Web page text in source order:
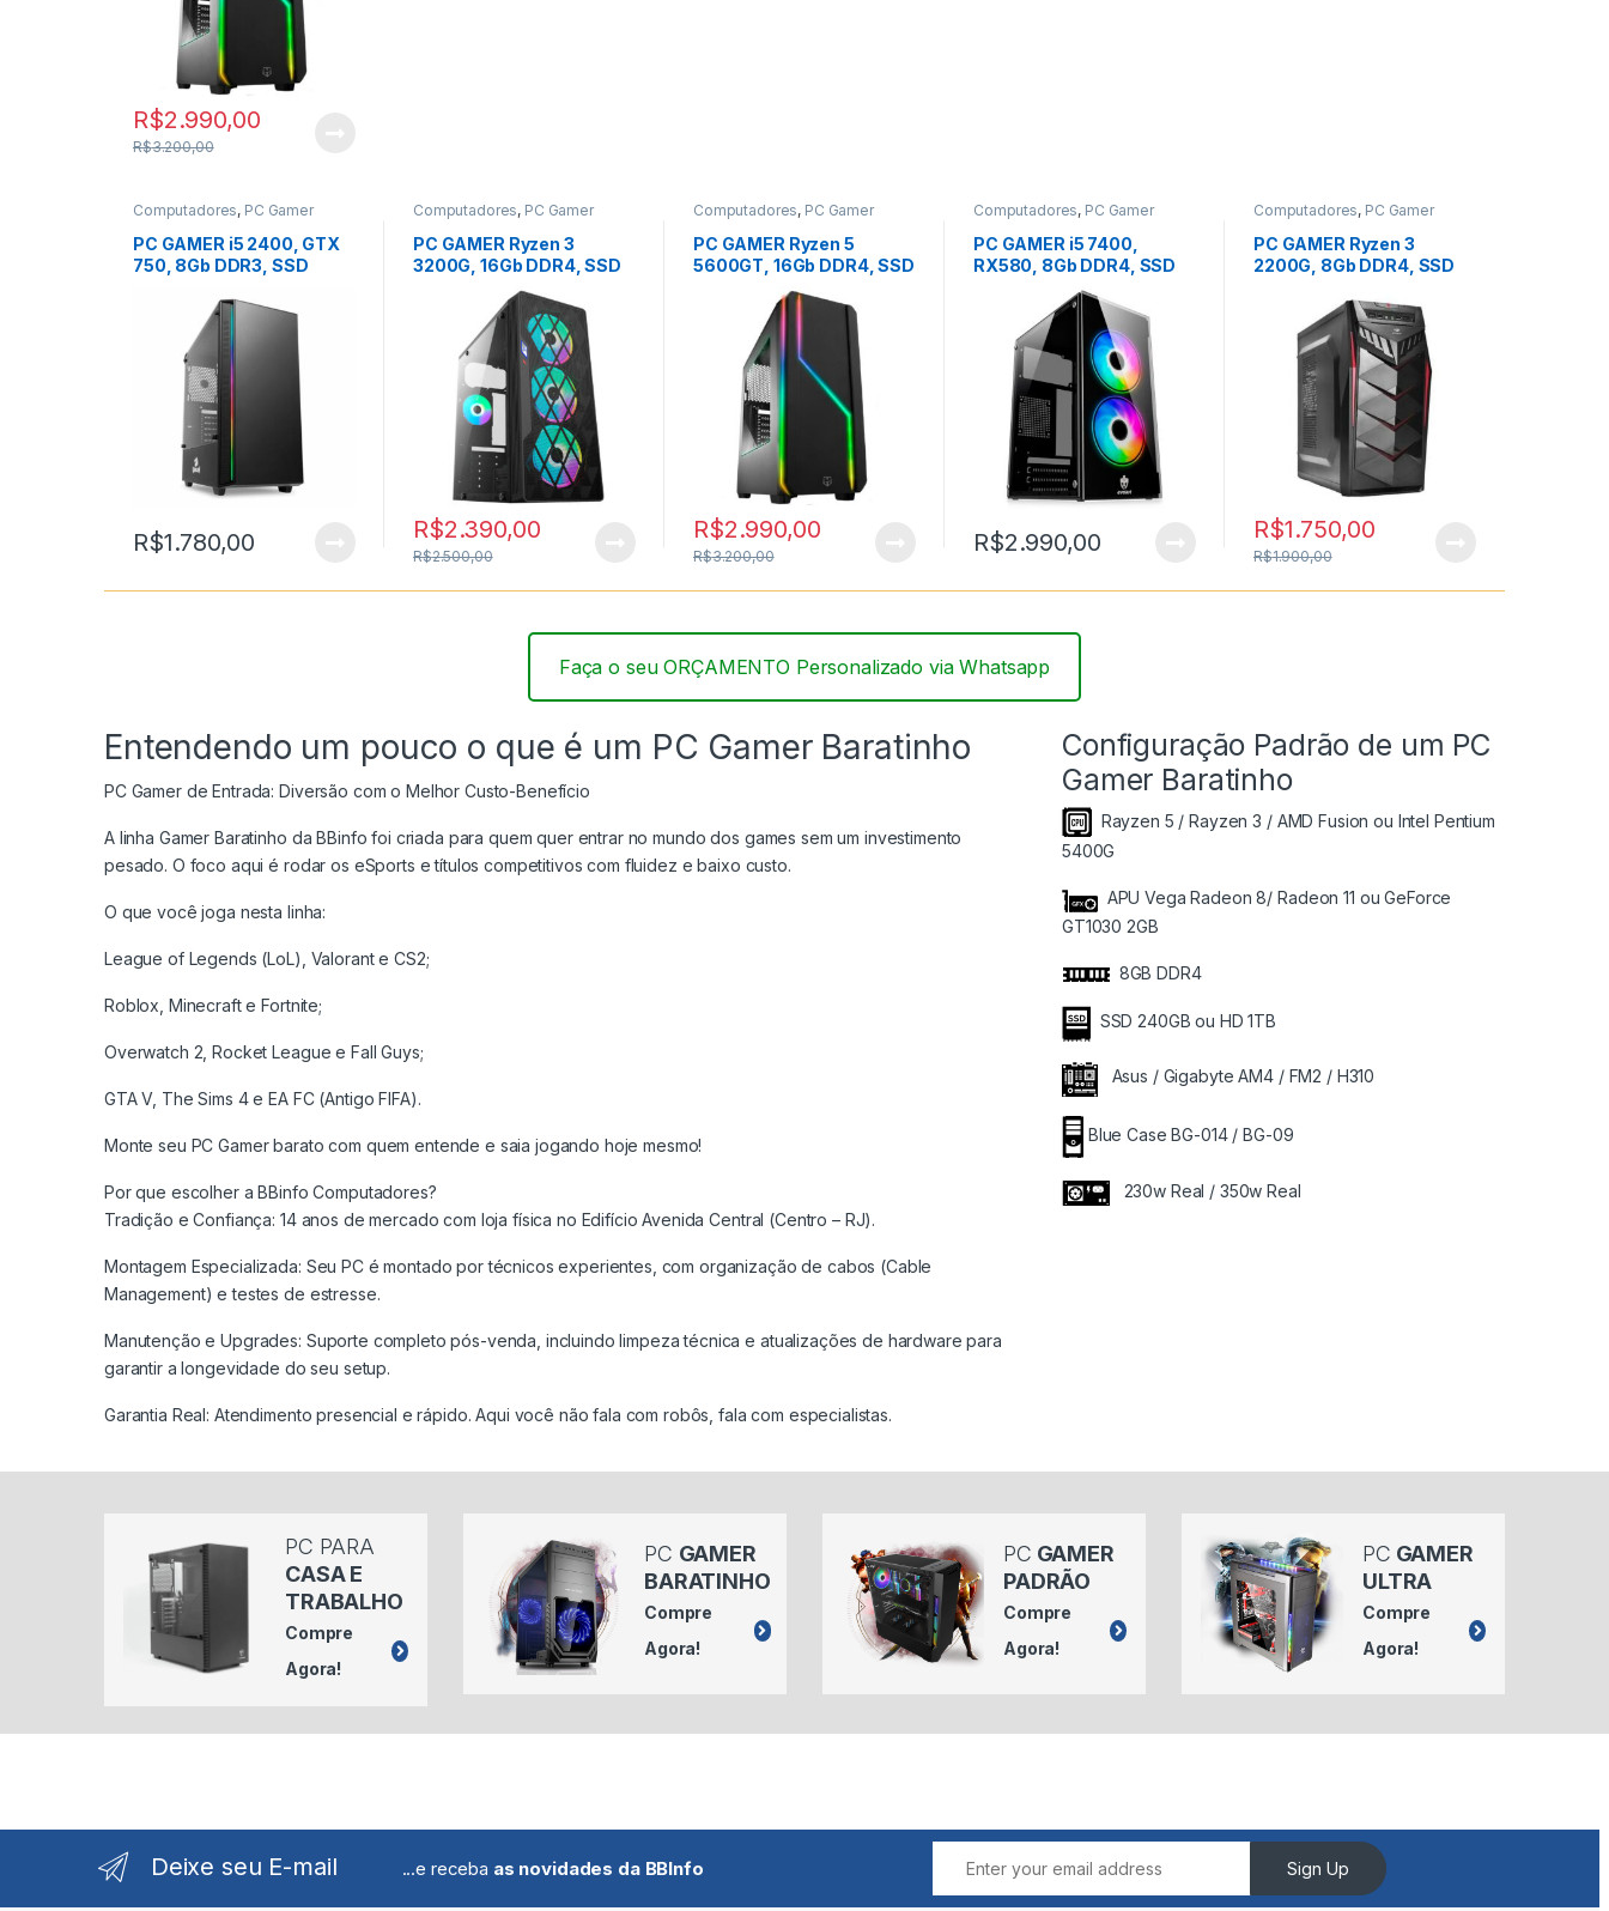
R$2.990,00
R$3.200,00
Computadores, PC Gamer
Baratinho
PC GAMER i5 2400, GTX
750, 8Gb DDR3, SSD
R$1.780,00
Computadores, PC Gamer
Baratinho
PC GAMER Ryzen 3
3200G, 16Gb DDR4, SSD
240GB, APU Radeon Vega
R$2.390,00
R$2.500,00
Computadores, PC Gamer
Baratinho
PC GAMER Ryzen 5
5600GT, 16Gb DDR4, SSD
240GB, APU Radeon
R$2.990,00
R$3.200,00
Computadores, PC Gamer
Baratinho
PC GAMER i5 7400,
RX580, 8Gb DDR4, SSD
R$2.990,00
Computadores, PC Gamer
Baratinho
PC GAMER Ryzen 3
2200G, 8Gb DDR4, SSD
R$1.750,00
R$1.900,00
Faça o seu ORÇAMENTO Personalizado via Whatsapp
Entendendo um pouco o que é um PC Gamer Baratinho
PC Gamer de Entrada: Diversão com o Melhor Custo-Benefício
A linha Gamer Baratinho da BBinfo foi criada para quem quer entrar no mundo dos games sem um investimento
pesado. O foco aqui é rodar os eSports e títulos competitivos com fluidez e baixo custo.
O que você joga nesta linha:
League of Legends (LoL), Valorant e CS2;
Roblox, Minecraft e Fortnite;
Overwatch 2, Rocket League e Fall Guys;
GTA V, The Sims 4 e EA FC (Antigo FIFA).
Monte seu PC Gamer barato com quem entende e saia jogando hoje mesmo!
Por que escolher a BBinfo Computadores?
Tradição e Confiança: 14 anos de mercado com loja física no Edifício Avenida Central (Centro – RJ).
Montagem Especializada: Seu PC é montado por técnicos experientes, com organização de cabos (Cable
Management) e testes de estresse.
Manutenção e Upgrades: Suporte completo pós-venda, incluindo limpeza técnica e atualizações de hardware para
garantir a longevidade do seu setup.
Garantia Real: Atendimento presencial e rápido. Aqui você não fala com robôs, fala com especialistas.
Configuração Padrão de um PC
Gamer Baratinho
Rayzen 5 / Rayzen 3 / AMD Fusion ou Intel Pentium
5400G
APU Vega Radeon 8/ Radeon 11 ou GeForce
GT1030 2GB
8GB DDR4
SSD 240GB ou HD 1TB
Asus / Gigabyte AM4 / FM2 / H310
Blue Case BG-014 / BG-09
230w Real / 350w Real
PC PARA
CASA E
TRABALHO
Compre
Agora!
PC GAMER
BARATINHO
Compre
Agora!
PC GAMER
PADRÃO
Compre
Agora!
PC GAMER
ULTRA
Compre
Agora!
Deixe seu E-mail ...e receba as novidades da BBInfo Sign Up